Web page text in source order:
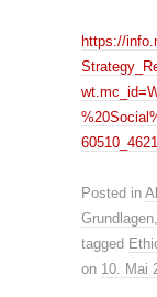
https://
Posted in
Grundlagen,
tagged
on 10. Mai